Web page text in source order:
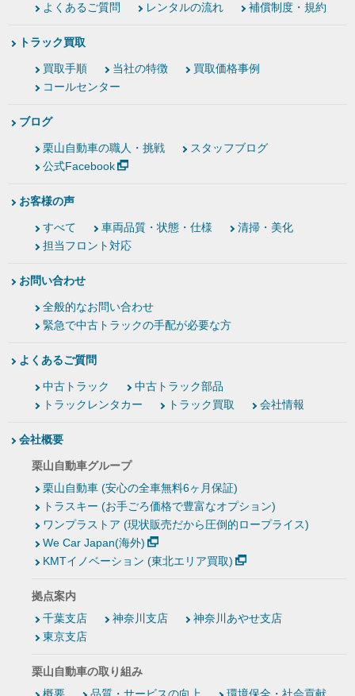
よくあるご質問
レンタルの流れ 補償制度・規約
トラック買取
買取手順 当社の特徴
買取価格事例
コールセンター
ブログ
栗山自動車の職人・挑戦
スタッフブログ
公式Facebook
お客様の声
すべて 車両品質・状態・仕様
清掃・美化
担当フロント対応
お問い合わせ
全般的なお問い合わせ
緊急で中古トラックの手配が必要な方
よくあるご質問
中古トラック
中古トラック部品
トラックレンタカー
トラック買取 会社情報
会社概要
栗山自動車グループ
栗山自動車 (安心の全車無料6ヶ月保証)
トラスキー (お手ごろ価格で豊富なオプション)
ワンプラストア (現状販売だから圧倒的ロープライス)
We Car Japan(海外)
KMTイノベーション (東北エリア買取)
拠点案内
千葉支店
神奈川支店
神奈川あやせ支店
東京支店
栗山自動車の取り組み